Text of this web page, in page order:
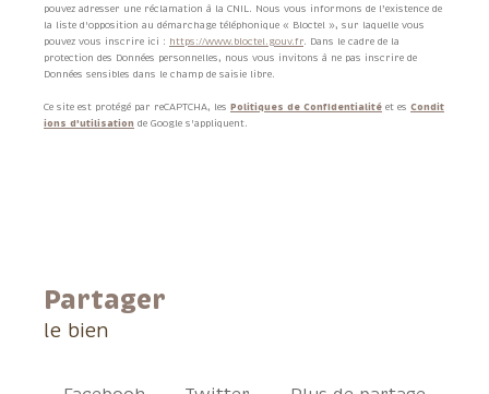
pouvez adresser une réclamation à la CNIL. Nous vous informons de l’existence de
la liste d'opposition au démarchage téléphonique « Bloctel », sur laquelle vous
pouvez vous inscrire ici : https://www.bloctel.gouv.fr. Dans le cadre de la
protection des Données personnelles, nous vous invitons à ne pas inscrire de
Données sensibles dans le champ de saisie libre.
Ce site est protégé par reCAPTCHA, les Politiques de Confidentialité et es Condit
ions d'utilisation de Google s'appliquent.
partager
le bien